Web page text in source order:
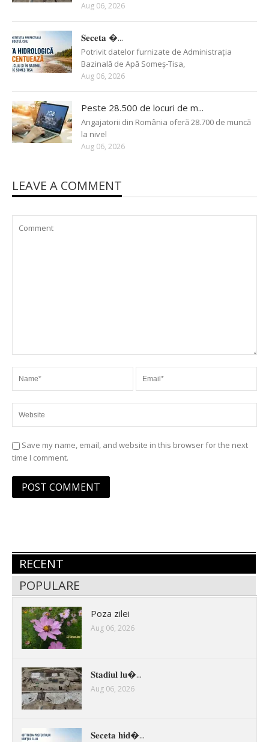
Aug 06, 2026
𝐒𝐞𝐜𝐞𝐭𝐚 �...
Potrivit datelor furnizate de Administrația
Bazinală de Apă Someș-Tisa,
Aug 06, 2026
Peste 28.500 de locuri de m...
Angajatorii din România oferă 28.700 de muncă
la nivel
Aug 06, 2026
LEAVE A COMMENT
Save my name, email, and website in this browser for the next
time I comment.
RECENT
POPULARE
Poza zilei
Aug 06, 2026
𝐒𝐭𝐚𝐝𝐢𝐮𝐥 𝐥𝐮�...
Aug 06, 2026
𝐒𝐞𝐜𝐞𝐭𝐚 𝐡𝐢𝐝�...